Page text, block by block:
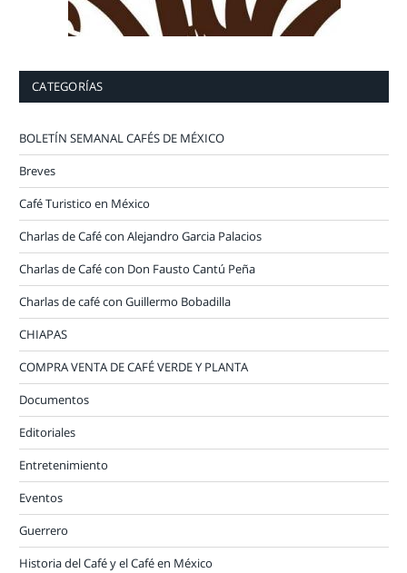
CATEGORÍAS
BOLETÍN SEMANAL CAFÉS DE MÉXICO
Breves
Café Turistico en México
Charlas de Café con Alejandro Garcia Palacios
Charlas de Café con Don Fausto Cantú Peña
Charlas de café con Guillermo Bobadilla
CHIAPAS
COMPRA VENTA DE CAFÉ VERDE Y PLANTA
Documentos
Editoriales
Entretenimiento
Eventos
Guerrero
Historia del Café y el Café en México